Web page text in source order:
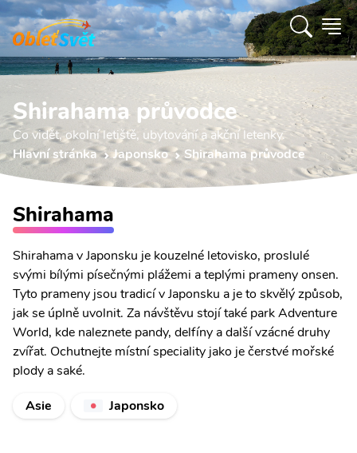
Shirahama průvodce
Co vidět, okolní letiště, ubytování a akční letenky.
Hlavní stránka
Japonsko Shirahama průvodce
Shirahama
Shirahama v Japonsku je kouzelné letovisko, proslulé
svými bílými písečnými plážemi a teplými prameny onsen.
Tyto prameny jsou tradicí v Japonsku a je to skvělý způsob,
jak se úplně uvolnit. Za návštěvu stojí také park Adventure
World, kde naleznete pandy, delfíny a další vzácné druhy
zvířat. Ochutnejte místní speciality jako je čerstvé mořské
plody a saké.
Asie
Japonsko